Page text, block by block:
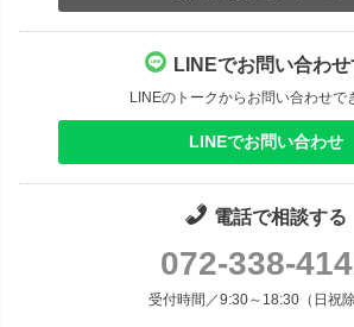
LINEでお問い合わせ
LINEのトークからお問い合わせで
LINEでお問い合わせ
電話で相談する
072-338-
受付時間／9:30～18:30（日祝除